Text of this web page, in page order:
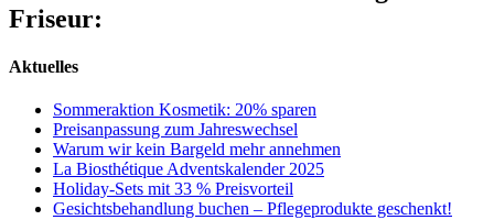
Friseur:
Aktuelles
Sommeraktion Kosmetik: 20% sparen
Preisanpassung zum Jahreswechsel
Warum wir kein Bargeld mehr annehmen
La Biosthétique Adventskalender 2025
Holiday-Sets mit 33 % Preisvorteil
Gesichtsbehandlung buchen – Pflegeprodukte geschenkt!